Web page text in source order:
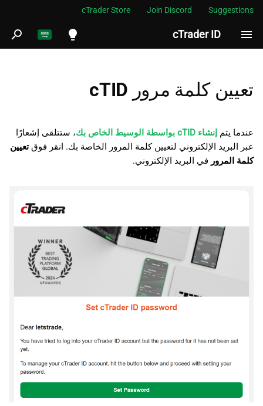
cTrader Store Join Discord Suggestions
cTrader ID
العربية
Indonesia
Tiếng Việt
中文
日本語
Deutsch
Italiano
Русский
Türkçe
ب
ب
ح
تعيين كلمة مرور cTID
عندما يتم إنشاء cTID بواسطة الوسيط الخاص بك
، ستتلقى إشعارًا
عبر البريد الإلكتروني لتعيين كلمة المرور الخاصة بك. انقر فوقتعيين
كلمة المرور في البريد الإلكتروني.